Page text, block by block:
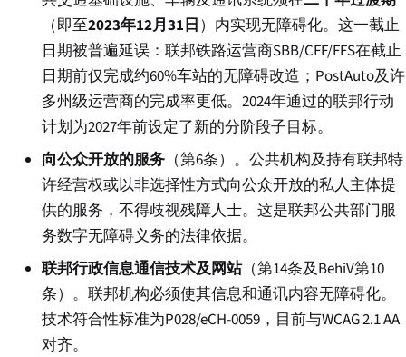
（即至2023年12月31日）内实现无障碍化。这一截止
日期被普遍延误：联邦铁路运营商SBB/CFF/FFS在截止
日期前仅完成约60%车站的无障碍改造；PostAuto及许
多州级运营商的完成率更低。2024年通过的联邦行动
计划为2027年前设定了新的分阶段子目标。
向公众开放的服务 （第6条）。公共机构及持有联邦特
许经营权或以非选择性方式向公众开放的私人主体提
供的服务，不得歧视残障人士。这是联邦公共部门服
务数字无障碍义务的法律依据。
联邦行政信息通信技术及网站（第14条及BehiV第10
条）。联邦机构必须使其信息和通讯内容无障碍化。
技术符合性标准为P028/eCH-0059，目前与WCAG 2.1 AA
对齐。